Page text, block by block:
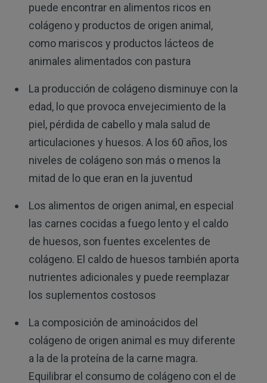
puede encontrar en alimentos ricos en
colágeno y productos de origen animal,
como mariscos y productos lácteos de
animales alimentados con pastura
La producción de colágeno disminuye con la
edad, lo que provoca envejecimiento de la
piel, pérdida de cabello y mala salud de
articulaciones y huesos. A los 60 años, los
niveles de colágeno son más o menos la
mitad de lo que eran en la juventud
Los alimentos de origen animal, en especial
las carnes cocidas a fuego lento y el caldo
de huesos, son fuentes excelentes de
colágeno. El caldo de huesos también aporta
nutrientes adicionales y puede reemplazar
los suplementos costosos
La composición de aminoácidos del
colágeno de origen animal es muy diferente
a la de la proteína de la carne magra.
Equilibrar el consumo de colágeno con el de